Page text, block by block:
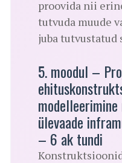
proovida nii
tutvuda muude
juba tutvustatud
5. moodul –
ülevaade
– 6 ak tundi